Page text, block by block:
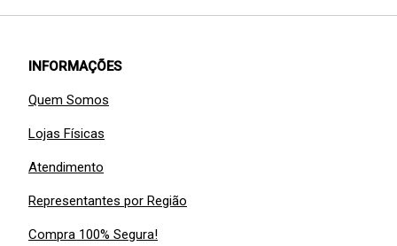
INFORMAÇÕES
Quem Somos
Lojas Físicas
Atendimento
Representantes por Região
Compra 100% Segura!